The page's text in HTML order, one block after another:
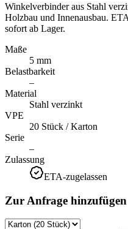
Winkelverbinder aus Stahl
Holzbau und Innenausbau.
sofort ab Lager.
Maße
5 mm
Belastbarkeit
–
Material
Stahl verzinkt
VPE
20 Stück / Karton
Serie
–
Zulassung
ETA-zugelassen
Zur Anfrage hinzufügen